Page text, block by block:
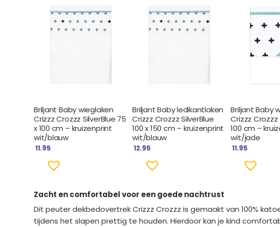
Briljant Baby wieglaken
Crizzz Crozzz SilverBlue 75
x 100 cm – kruizenprint
wit/blauw
11.95
Briljant Baby ledikantlaken
Crizzz Crozzz SilverBlue
100 x 150 cm – kruizenprint
wit/blauw
12.95
Briljant Baby
Crizzz
100 cm –
wit/jade
11.95
Zacht en comfortabel voor een goede nachtrust
Dit peuter dekbedovertrek Crizzz Crozzz is gemaakt van 100%
tijdens het slapen prettig te houden. Hierdoor kan je kind